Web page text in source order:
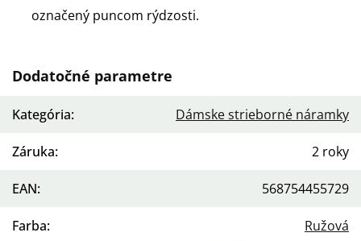
označený puncom rýdzosti.
Dodatočné parametre
Kategória: Dámske strieborné náramky
Záruka: 2 roky
EAN: 568754455729
Farba: Ružová